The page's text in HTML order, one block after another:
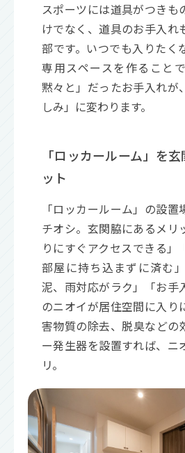
スポーツには道具がつきも
けでなく、道具のお手入れ
部です。いつでも入りたく
専用スペースを作ること
黙々と」だったお手入れが
しみ」に変わります。
「ロッカールーム」を
ット
「ロッカールーム」の設
チオシ。玄関脇にあるメリ
りにすぐアクセスできる」
部屋に持ち込まずに済む
泥、雨対応がラク」「お手
のニオイが居住空間に入り
害物質の除去、脱臭などの
ー発生器を設置すれば、ニ
リ。